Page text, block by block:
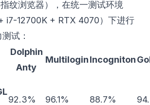
纹浏览器），在统一测试环境
+ i7-12700K + RTX 4070）下进行
试：
Dolphin
Anty
MultiloginIncogniton
92.3% 96.1% 88.7%